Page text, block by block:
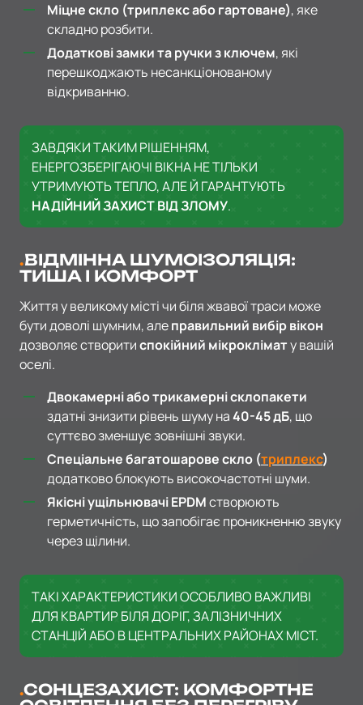
Міцне скло (триплекс або гартоване), яке
складно розбити.
Додаткові замки та ручки з ключем, які
перешкоджають несанкціонованому
відкриванню.
ЗАВДЯКИ ТАКИМ РІШЕННЯМ,
ЕНЕРГОЗБЕРІГАЮЧІ ВІКНА НЕ ТІЛЬКИ
УТРИМУЮТЬ ТЕПЛО, АЛЕ Й ГАРАНТУЮТЬ
НАДІЙНИЙ ЗАХИСТ ВІД ЗЛОМУ.
ВІДМІННА ШУМОІЗОЛЯЦІЯ:
ТИША І КОМФОРТ
Життя у великому місті чи біля жвавої траси може
бути доволі шумним, алеправильний вибір вікон
дозволяє створитиспокійний мікроклімату вашій
оселі.
Двокамерні або трикамерні склопакети
здатні знизити рівень шуму на40-45 дБ, що
суттєво зменшує зовнішні звуки.
Спеціальне багатошарове скло (триплекс)
додатково блокують високочастотні шуми.
Якісні ущільнювачі EPDMстворюють
герметичність, що запобігає проникненню звуку
через щілини.
ТАКІ ХАРАКТЕРИСТИКИ ОСОБЛИВО ВАЖЛИВІ
ДЛЯ КВАРТИР БІЛЯ ДОРІГ, ЗАЛІЗНИЧНИХ
СТАНЦІЙ АБО В ЦЕНТРАЛЬНИХ РАЙОНАХ МІСТ.
СОНЦЕЗАХИСТ: КОМФОРТНЕ